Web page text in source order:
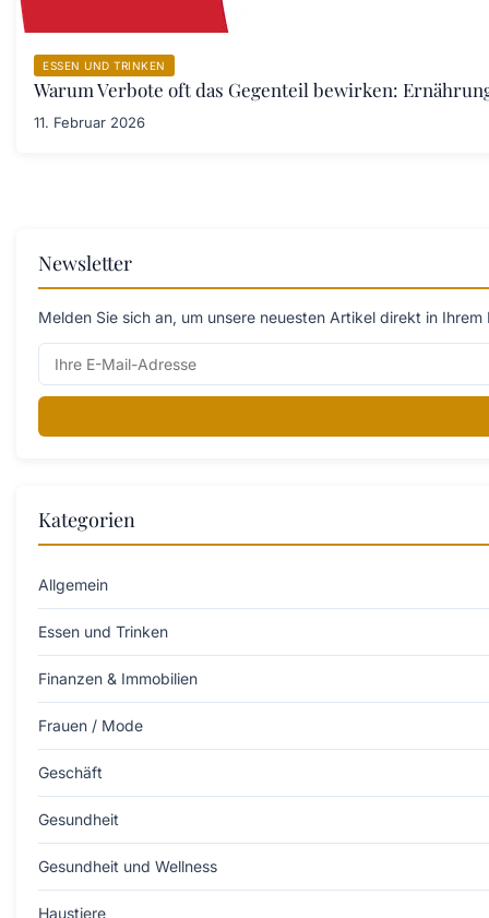
ESSEN UND TRINKEN
Warum Verbote oft das Gegenteil bewirken:
11. Februar 2026
Newsletter
Melden Sie sich an, um unsere neuesten Artikel direkt in
Kategorien
Allgemein
Essen und Trinken
Finanzen & Immobilien
Frauen / Mode
Geschäft
Gesundheit
Gesundheit und Wellness
Haustiere